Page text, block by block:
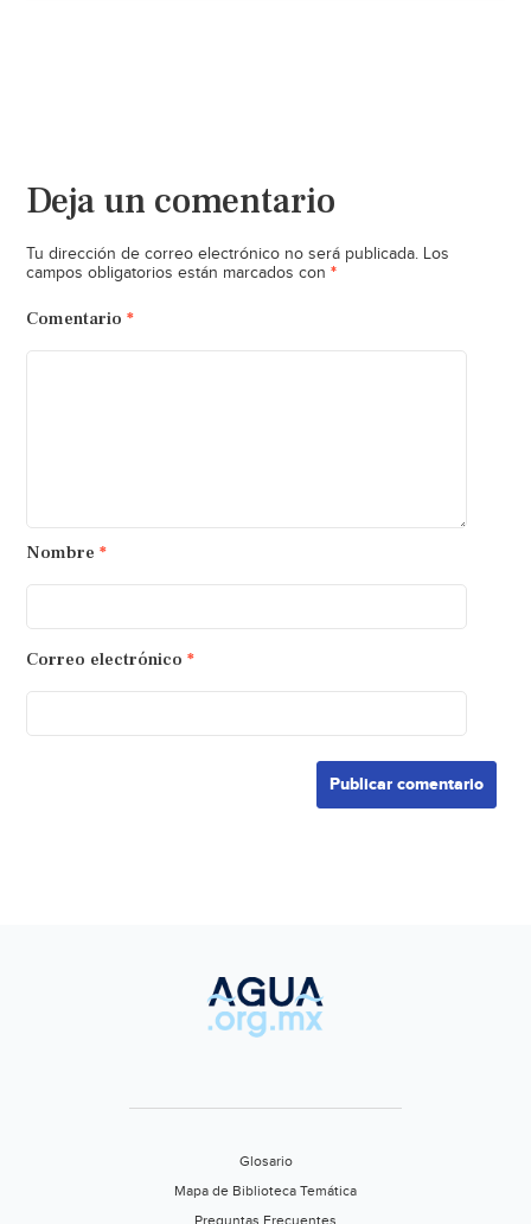
Deja un comentario
Tu dirección de correo electrónico no será publicada. Los
campos obligatorios están marcados con *
Comentario *
Nombre *
Correo electrónico *
Glosario
Mapa de Biblioteca Temática
Preguntas Frecuentes